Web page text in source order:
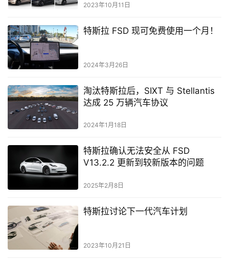
2023年10月11日
特斯拉 FSD 现可免费使用一个月！
2024年3月26日
淘汰特斯拉后，SIXT 与 Stellantis
达成 25 万辆汽车协议
2024年1月18日
特斯拉确认无法安全从 FSD
V13.2.2 更新到较新版本的问题
2025年2月8日
特斯拉讨论下一代汽车计划
2023年10月21日